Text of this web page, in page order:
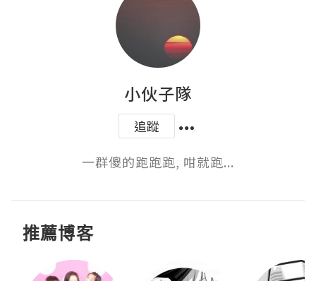
小伙子隊
追蹤
一群傻的跑跑跑, 咁就跑...
推薦博客